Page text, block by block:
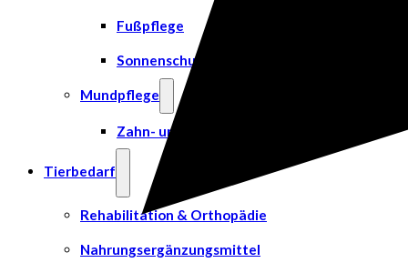
Fußpflege
Sonnenschutz
Mundpflege
Zahn- und Mundpflege
Tierbedarf
Rehabilitation & Orthopädie
Nahrungsergänzungsmittel